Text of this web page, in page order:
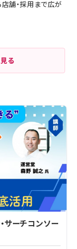
店舗・採用まで広が
る
ーチコンソー